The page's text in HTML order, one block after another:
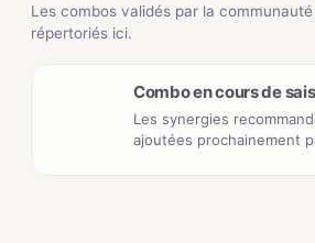
Les combos validés par la
répertoriés ici.
Combo en cours de
Les synergies
ajoutées prochainement